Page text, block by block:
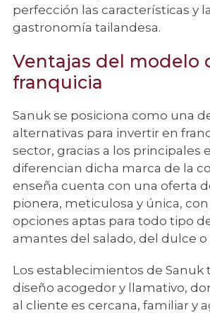
perfección las características y
gastronomía tailandesa.
Ventajas del modelo
franquicia
Sanuk se posiciona como una
alternativas para invertir en
sector, gracias a los principales
diferencian dicha marca de la
enseña cuenta con una oferta
pionera, meticulosa y única,
opciones aptas para todo tipo
amantes del salado, del dulce
Los establecimientos de Sanuk
diseño acogedor y llamativo,
al cliente es cercana, familiar y